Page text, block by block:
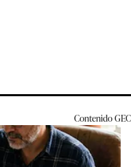
ContenidoGEC